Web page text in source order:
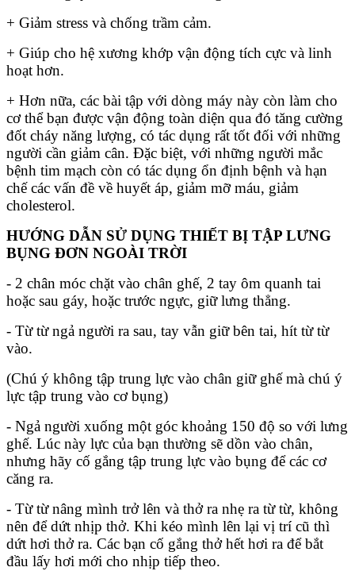
+ Giảm stress và chống trầm cảm.
+ Giúp cho hệ xương khớp vận động tích cực và linh
hoạt hơn.
+ Hơn nữa, các bài tập với dòng máy này còn làm cho
cơ thể bạn được vận động toàn diện qua đó tăng cường
đốt cháy năng lượng, có tác dụng rất tốt đối với những
người cần giảm cân. Đặc biệt, với những người mắc
bệnh tim mạch còn có tác dụng ổn định bệnh và hạn
chế các vấn đề về huyết áp, giảm mỡ máu, giảm
cholesterol.
HƯỚNG DẪN SỬ DỤNG THIẾT BỊ TẬP LƯNG
BỤNG ĐƠN NGOÀI TRỜI
- 2 chân móc chặt vào chân ghế, 2 tay ôm quanh tai
hoặc sau gáy, hoặc trước ngực, giữ lưng thẳng.
- Từ từ ngả người ra sau, tay vẫn giữ bên tai, hít từ từ
vào.
(Chú ý không tập trung lực vào chân giữ ghế mà chú ý
lực tập trung vào cơ bụng)
- Ngả người xuống một góc khoảng 150 độ so với lưng
ghế. Lúc này lực của bạn thường sẽ dồn vào chân,
nhưng hãy cố gắng tập trung lực vào bụng để các cơ
căng ra.
- Từ từ nâng mình trở lên và thở ra nhẹ ra từ từ, không
nên để dứt nhịp thở. Khi kéo mình lên lại vị trí cũ thì
dứt hơi thở ra. Các bạn cố gắng thở hết hơi ra để bắt
đầu lấy hơi mới cho nhịp tiếp theo.